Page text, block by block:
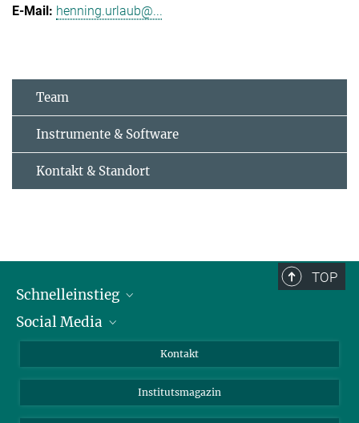
henning.urlaub@...
Team
Instrumente & Software
Kontakt & Standort
TOP
Schnelleinstieg
Alumni
Social Media
Facebook
Kontakt
Institutsmagazin